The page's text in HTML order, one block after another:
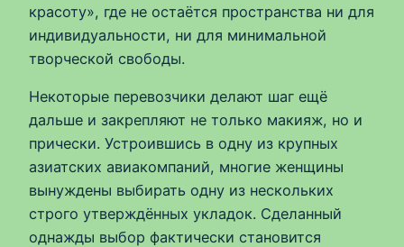
красоту», где не остаётся пространства ни для
индивидуальности, ни для минимальной
творческой свободы.
Некоторые перевозчики делают шаг ещё
дальше и закрепляют не только макияж, но и
прически. Устроившись в одну из крупных
азиатских авиакомпаний, многие женщины
вынуждены выбирать одну из нескольких
строго утверждённых укладок. Сделанный
однажды выбор фактически становится